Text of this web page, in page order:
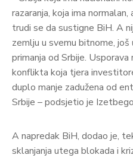
razaranja, koja ima
trudi se da sustigne BiH. A
zemlju u svemu bitnome, još
primanja od Srbije.
konflikta koja tjera
duplo manje zadužena od
Srbije – podsjetio je
A napredak BiH, dodao je,
sklanjanja utega blokada i